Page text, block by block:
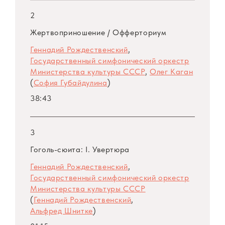
премьерой «Живописи» Эдисона Денисова в
1970‑х годах.
В программу вошли ключевые сочинения
трех лидеров авангарда: «Живопись»
Эдисона Денисова, «Офферториум» Софии
Губайдулиной и «Ревизская сказка»
произведения демонстрируют глубокие
индивидуальные различия, подчеркнутые
исполнительской трактовкой
Рождественского. В «Живописи» Денисова
подход дирижера был направлен на
детализированную проработку звуковой
палитры: Рождественский выстраивал
2
Жертвоприношение / Офферториум
Геннадий Рождественский,
Государственный симфонический оркестр
Министерства культуры СССР, Олег Каган
(София Губайдулина)
38:43
3
Гоголь-сюита: I. Увертюра
Геннадий Рождественский,
Государственный симфонический оркестр
Министерства культуры СССР
(Геннадий Рождественский,
Альфред Шнитке)